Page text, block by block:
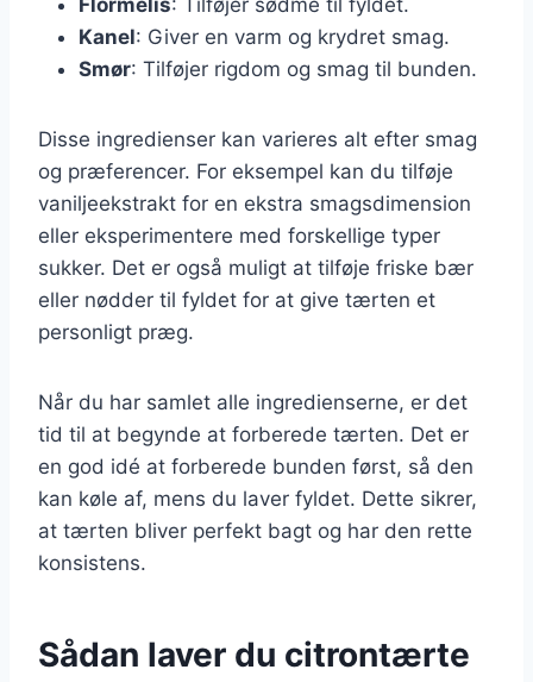
Kanel: Giver en varm og krydret smag.
Smør: Tilføjer rigdom og smag til bunden.
Disse ingredienser kan varieres alt efter smag
og præferencer. For eksempel kan du tilføje
vaniljeekstrakt for en ekstra smagsdimension
eller eksperimentere med forskellige typer
sukker. Det er også muligt at tilføje friske bær
eller nødder til fyldet for at give tærten et
personligt præg.
Når du har samlet alle ingredienserne, er det
tid til at begynde at forberede tærten. Det er
en god idé at forberede bunden først, så den
kan køle af, mens du laver fyldet. Dette sikrer,
at tærten bliver perfekt bagt og har den rette
konsistens.
Sådan laver du citrontærte